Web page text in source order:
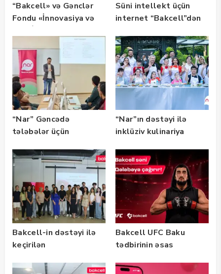
“Bakcell» və Gənclər
Fondu «İnnovasiya və
təqaüd proqramının
qalibləri ilə görüş
keçirib
Süni intellekt üçün
internet “Bakcell”dən
“Nar” Gəncədə
tələbələr üçün
təlimləri təşkil edib
“Nar”ın dəstəyi ilə
inklüziv kulinariya
keçirilib — Fotolar
Bakcell-in dəstəyi ilə
keçirilən
Bootcamp” başladı
Bakcell UFC Baku
tədbirinin əsas